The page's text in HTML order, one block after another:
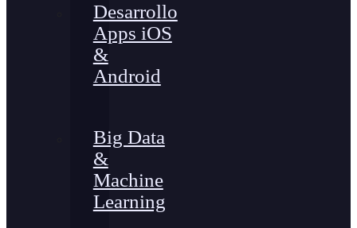
Desarrollo
Apps iOS
&
Android
Big Data
&
Machine
Learning